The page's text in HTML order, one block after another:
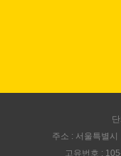
주소 : 서울특별
고유번호 :